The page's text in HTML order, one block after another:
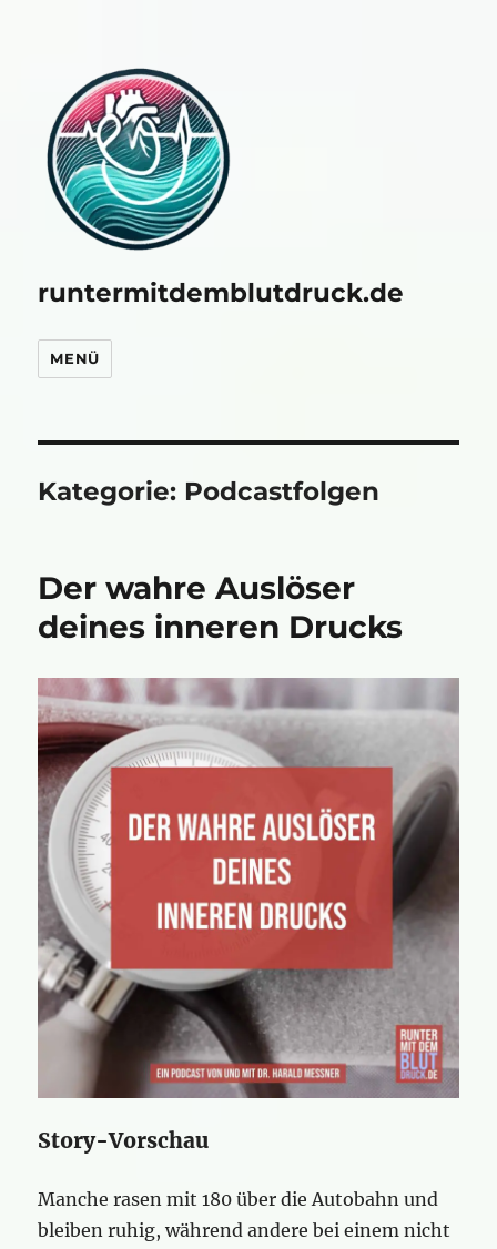
runtermitdemblutdruck.de
MENÜ
Kategorie: Podcastfolgen
Der wahre Auslöser
deines inneren Drucks
Story-Vorschau
Manche rasen mit 180 über die Autobahn und
bleiben ruhig, während andere bei einem nicht